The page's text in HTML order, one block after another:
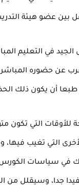
بين عضو هيئة
في التعليم
عن حضوره
طبعا أن يكون ذلك
التي تكون
التي تغيب فيها،
جدا، وسيقلل من